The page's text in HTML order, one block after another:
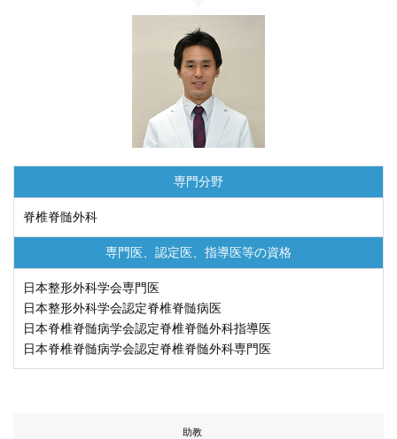
専門分野
脊椎脊髄外科
専門医、認定医、 指導医等の資格
日本整形外科学会専門医
日本整形外科学会認定脊椎脊髄病医
日本脊椎脊髄病学会認定脊椎脊髄外科指導医
日本脊椎脊髄病学会認定脊椎脊髄外科専門医
助教